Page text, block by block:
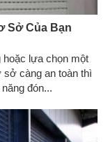
Sở Của Bạn
hoặc lựa chọn một
càng an toàn thì
đón...